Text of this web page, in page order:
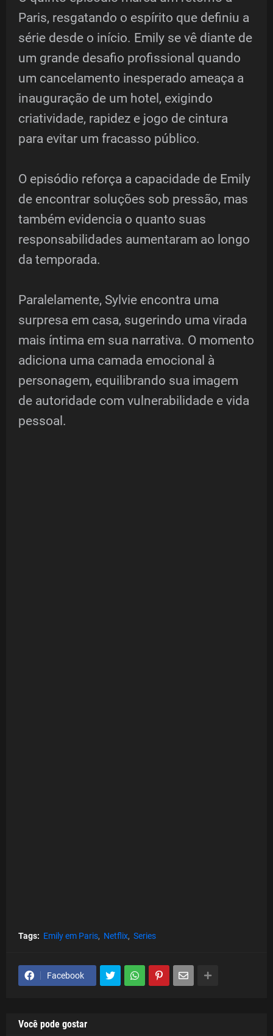
Paris, resgatando o espírito que definiu a
série desde o início. Emily se vê diante de
um grande desafio profissional quando
um cancelamento inesperado ameaça a
inauguração de um hotel, exigindo
criatividade, rapidez e jogo de cintura
para evitar um fracasso público.
O episódio reforça a capacidade de Emily
de encontrar soluções sob pressão, mas
também evidencia o quanto suas
responsabilidades aumentaram ao longo
da temporada.
Paralelamente, Sylvie encontra uma
surpresa em casa, sugerindo uma virada
mais íntima em sua narrativa. O momento
adiciona uma camada emocional à
personagem, equilibrando sua imagem
de autoridade com vulnerabilidade e vida
pessoal.
Tags: Emily em Paris Netflix Series
Facebook
Você pode gostar